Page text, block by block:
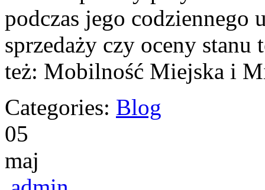
podczas jego
sprzedaży czy oceny stanu
też: Mobilność Miejska i
Categories: Blog
05
maj